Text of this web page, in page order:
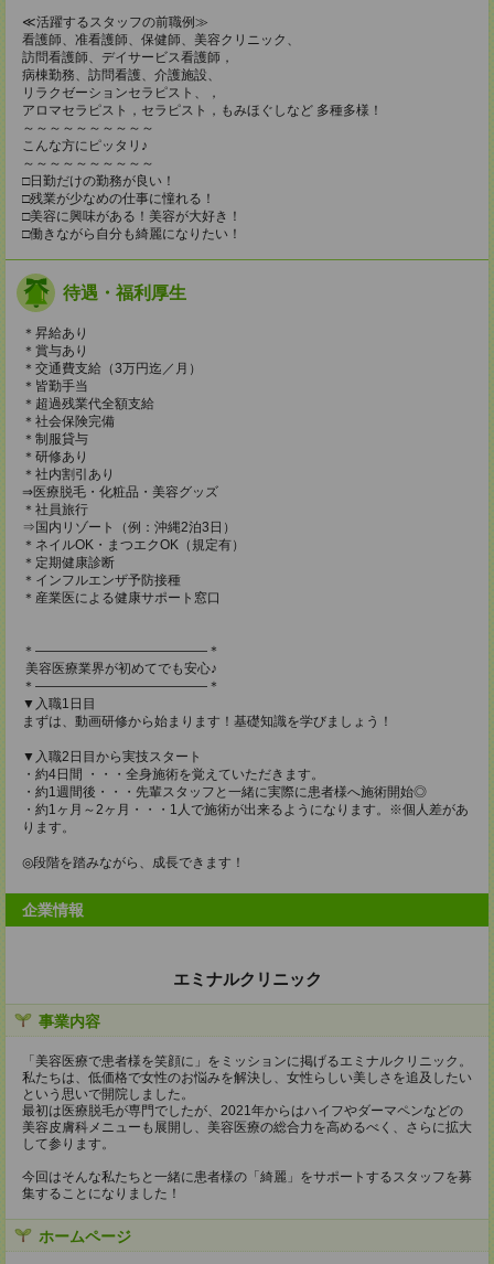
≪活躍するスタッフの前職例≫
看護師、准看護師、保健師、美容クリニック、
訪問看護師、デイサービス看護師，
病棟勤務、訪問看護、介護施設、
リラクゼーションセラピスト、，
アロマセラピスト，セラピスト，もみほぐしなど 多種多様！
～～～～～～～～～～
こんな方にピッタリ♪
～～～～～～～～～～
□日勤だけの勤務が良い！
□残業が少なめの仕事に憧れる！
□美容に興味がある！美容が大好き！
□働きながら自分も綺麗になりたい！
待遇・福利厚生
＊昇給あり
＊賞与あり
＊交通費支給（3万円迄／月）
＊皆勤手当
＊超過残業代全額支給
＊社会保険完備
＊制服貸与
＊研修あり
＊社内割引あり
⇒医療脱毛・化粧品・美容グッズ
＊社員旅行
⇒国内リゾート（例：沖縄2泊3日）
＊ネイルOK・まつエクOK（規定有）
＊定期健康診断
＊インフルエンザ予防接種
＊産業医による健康サポート窓口
＊―――――――――――――＊
美容医療業界が初めてでも安心♪
＊―――――――――――――＊
▼入職1日目
まずは、動画研修から始まります！基礎知識を学びましょう！
▼入職2日目から実技スタート
・約4日間 ・・・全身施術を覚えていただきます。
・約1週間後・・・先輩スタッフと一緒に実際に患者様へ施術開始◎
・約1ヶ月～2ヶ月・・・1人で施術が出来るようになります。※個人差があ
ります。
◎段階を踏みながら、成長できます！
企業情報
エミナルクリニック
事業内容
「美容医療で患者様を笑顔に」をミッションに掲げるエミナルクリニック。
私たちは、低価格で女性のお悩みを解決し、女性らしい美しさを追及したい
という思いで開院しました。
最初は医療脱毛が専門でしたが、2021年からはハイフやダーマペンなどの
美容皮膚科メニューも展開し、美容医療の総合力を高めるべく、さらに拡大
して参ります。
今回はそんな私たちと一緒に患者様の「綺麗」をサポートするスタッフを募
集することになりました！
ホームページ